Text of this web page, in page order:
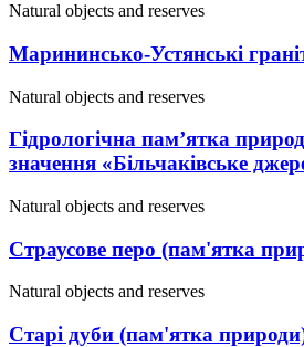
Natural objects and reserves
Марининсько-Устянські
Natural objects and reserves
Гідрологічна памʼятка
значення «Більчаківське
Natural objects and reserves
Страусове перо (пам'ятка
Natural objects and reserves
Старі дуби (пам'ятка